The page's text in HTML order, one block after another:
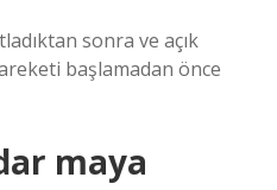
sonra ve açık
başlamadan önce
maya